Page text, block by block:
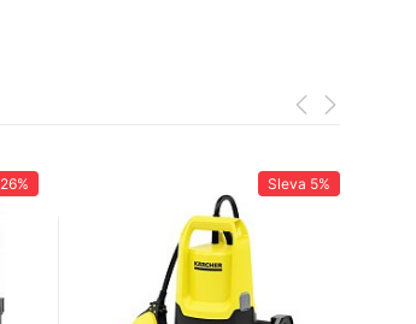
26% Sleva 5%